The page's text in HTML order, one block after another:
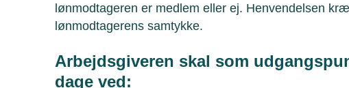
lønmodtageren er medlem eller ej. Henvendelsen
lønmodtagerens samtykke.
Arbejdsgiveren skal som
dage ved: